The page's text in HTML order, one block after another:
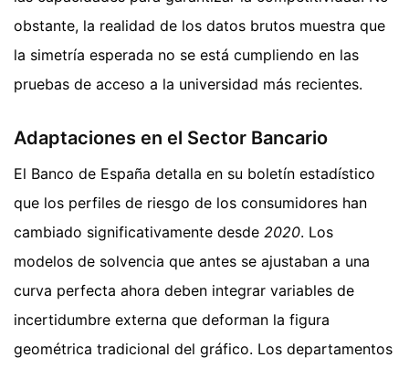
obstante, la realidad de los datos brutos muestra que
la simetría esperada no se está cumpliendo en las
pruebas de acceso a la universidad más recientes.
Adaptaciones en el Sector Bancario
El Banco de España detalla en su boletín estadístico
que los perfiles de riesgo de los consumidores han
cambiado significativamente desde 2020. Los
modelos de solvencia que antes se ajustaban a una
curva perfecta ahora deben integrar variables de
incertidumbre externa que deforman la figura
geométrica tradicional del gráfico. Los departamentos